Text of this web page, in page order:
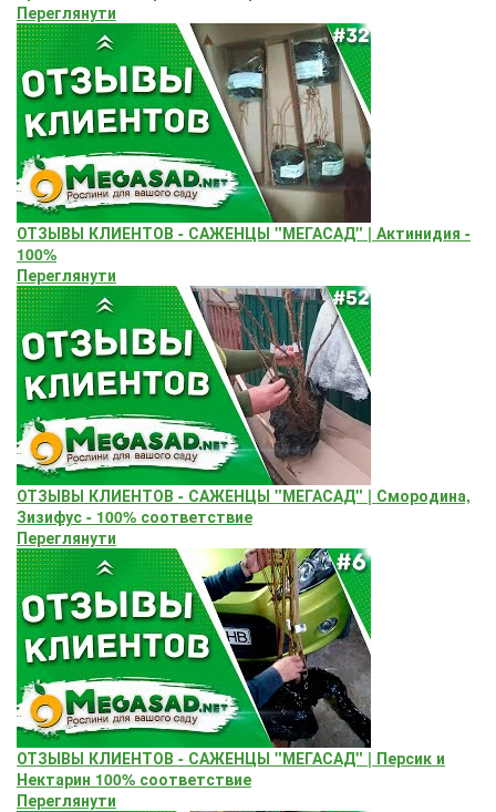
Переглянути
ОТЗЫВЫ КЛИЕНТОВ - САЖЕНЦЫ "МЕГАСАД" | Актинидия -
100%
Переглянути
ОТЗЫВЫ КЛИЕНТОВ - САЖЕНЦЫ "МЕГАСАД" | Смородина,
Зизифус - 100% соответствие
Переглянути
ОТЗЫВЫ КЛИЕНТОВ - САЖЕНЦЫ "МЕГАСАД" | Персик и
Нектарин 100% соответствие
Переглянути